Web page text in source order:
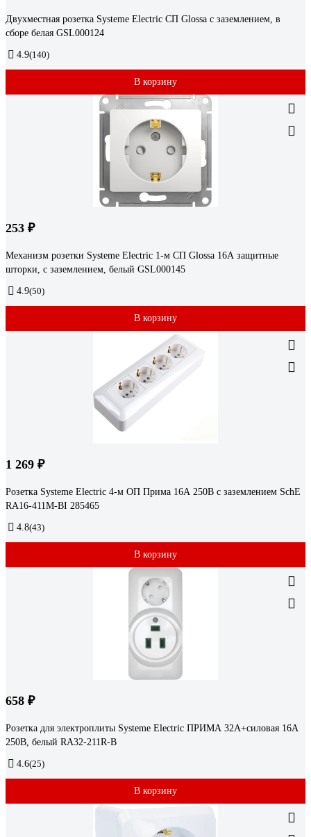
Двухместная розетка Systeme Electric СП Glossa с заземлением, в
сборе белая GSL000124
4.9(140)
В корзину
253 ₽
Механизм розетки Systeme Electric 1-м СП Glossa 16А защитные
шторки, с заземлением, белый GSL000145
4.9(50)
В корзину
1 269 ₽
Розетка Systeme Electric 4-м ОП Прима 16А 250В с заземлением SchE
RA16-411M-BI 285465
4.8(43)
В корзину
658 ₽
Розетка для электроплиты Systeme Electric ПРИМА 32А+силовая 16А
250В, белый RA32-211R-B
4.6(25)
В корзину